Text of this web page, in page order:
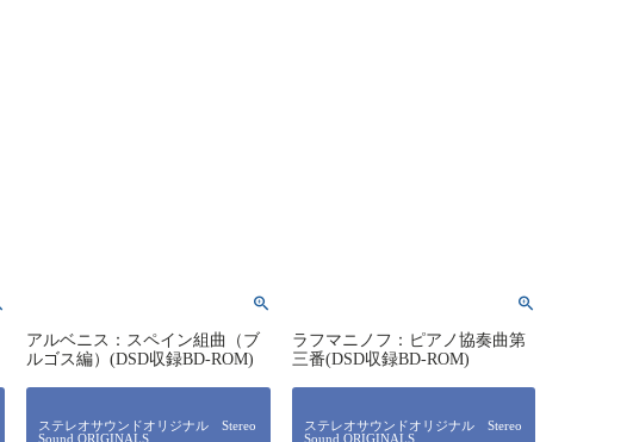
アルベニス：スペイン組曲（ブ
ルゴス編）(DSD収録BD-ROM)
ステレオサウンドオリジナル Stereo
Sound ORIGINALS
ラフマニノフ：ピアノ協奏曲第
三番(DSD収録BD-ROM)
ステレオサウンドオリジナル Stereo
Sound ORIGINALS